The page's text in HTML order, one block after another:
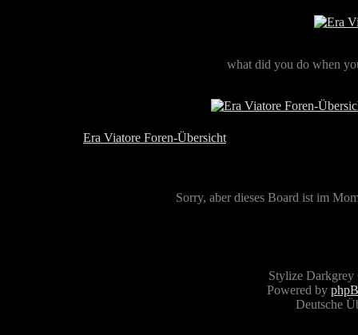
what did you do when
Era Viatore Foren-Übersicht
Sorry, aber dieses Board ist im
Stylize
Powered by
Deutsche